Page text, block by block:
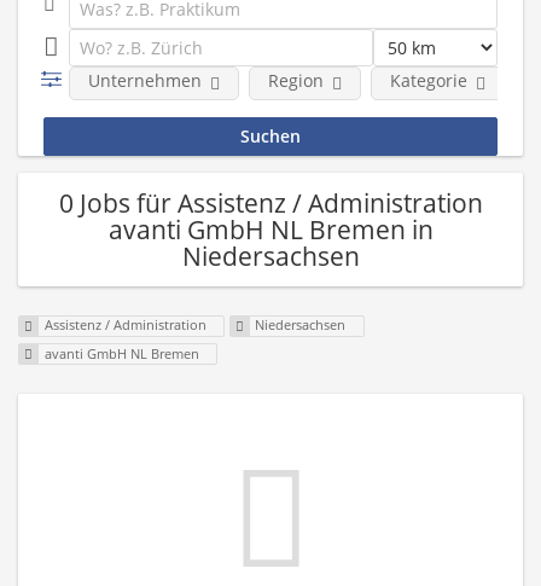
Unternehmen Region Kategorie
0 Jobs für Assistenz / Administration
avanti GmbH NL Bremen in
Niedersachsen
Assistenz / Administration
Niedersachsen
avanti GmbH NL Bremen